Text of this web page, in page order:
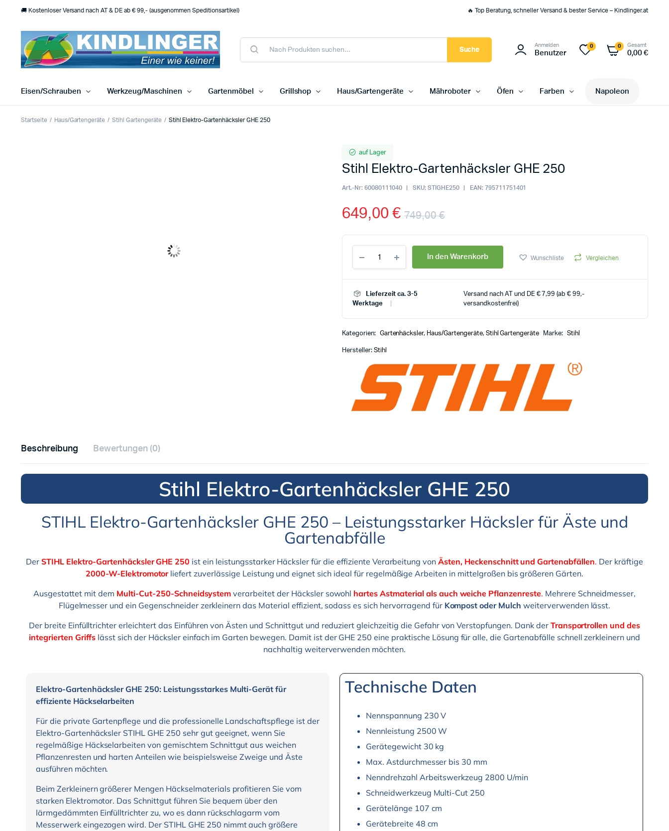
🚚 Kostenloser Versand nach AT & DE ab € 99,- (ausgenommen Speditionsartikel) 🔥 Top Beratung, schneller Versand & bester Service – Kindlinger.at
Suche
Anmelden
Benutzer
0 0 Gesamt
0,00€
Eisen/Schrauben Werkzeug/Maschinen Gartenmöbel Grillshop Haus/Gartengeräte Mähroboter Öfen Farben Napoleon
Startseite Haus/Gartengeräte Stihl Gartengeräte Stihl Elektro-Gartenhäcksler GHE 250
auf Lager
Stihl Elektro-Gartenhäcksler GHE 250
Art.-Nr: 60080111040 SKU: STIGHE250 EAN: 795711751401
749,00€
649,00€
In den Warenkorb Wunschliste Vergleichen
Lieferzeit ca. 3-5
Werktage
Versand nach AT und DE € 7,99 (ab € 99,-
versandkostenfrei)
Kategorien: Gartenhäcksler, Haus/Gartengeräte, Stihl Gartengeräte Marke: Stihl
Hersteller: Stihl
Beschreibung Bewertungen (0)
Stihl Elektro-Gartenhäcksler GHE 250
STIHL Elektro-Gartenhäcksler GHE 250 – Leistungsstarker Häcksler für Äste und
Gartenabfälle
Der STIHL Elektro-Gartenhäcksler GHE 250 ist ein leistungsstarker Häcksler für die effiziente Verarbeitung vonÄsten, Heckenschnitt und Gartenabfällen. Der kräftige
2000-W-Elektromotorliefert zuverlässige Leistung und eignet sich ideal für regelmäßige Arbeiten in mittelgroßen bis größeren Gärten.
Ausgestattet mit dem Multi-Cut-250-Schneidsystem verarbeitet der Häcksler sowohl hartes Astmaterial als auch weiche Pflanzenreste. Mehrere Schneidmesser,
Flügelmesser und ein Gegenschneider zerkleinern das Material effizient, sodass es sich hervorragend für Kompost oder Mulch weiterverwenden lässt.
Der breite Einfülltrichter erleichtert das Einführen von Ästen und Schnittgut und reduziert gleichzeitig die Gefahr von Verstopfungen. Dank der Transportrollen und des
integrierten Griffs lässt sich der Häcksler einfach im Garten bewegen. Damit ist der GHE 250 eine praktische Lösung für alle, die Gartenabfälle schnell zerkleinern und
nachhaltig weiterverwenden möchten.
Elektro-Gartenhäcksler GHE 250: Leistungsstarkes Multi-Gerät für
effiziente Häckselarbeiten
Für die private Gartenpflege und die professionelle Landschaftspflege ist der
Elektro-Gartenhäcksler STIHL GHE 250 sehr gut geeignet, wenn Sie
regelmäßige Häckselarbeiten von gemischtem Schnittgut aus weichen
Pflanzenresten und harten Anteilen wie beispielsweise Zweige und Äste
ausführen möchten.
Beim Zerkleinern größerer Mengen Häckselmaterials profitieren Sie vom
starken Elektromotor. Das Schnittgut führen Sie bequem über den
lärmgedämmten Einfülltrichter zu, wo es dann rückschlagarm vom
Messerwerk eingezogen wird. Der STIHL GHE 250 nimmt auch größere
Technische Daten
Nennspannung 230 V
Nennleistung 2500 W
Gerätegewicht 30 kg
Max. Astdurchmesser bis 30 mm
Nenndrehzahl Arbeitswerkzeug 2800 U/min
Schneidwerkzeug Multi-Cut 250
Gerätelänge 107 cm
Gerätebreite 48 cm